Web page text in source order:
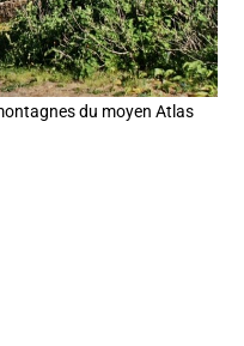
du moyen Atlas